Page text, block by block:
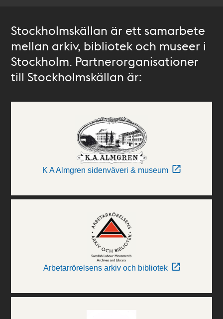
Stockholmskällan är ett samarbete
mellan arkiv, bibliotek och museer i
Stockholm. Partnerorganisationer
till Stockholmskällan är:
K A Almgren sidenväveri & museum
Arbetarrörelsens arkiv och bibliotek